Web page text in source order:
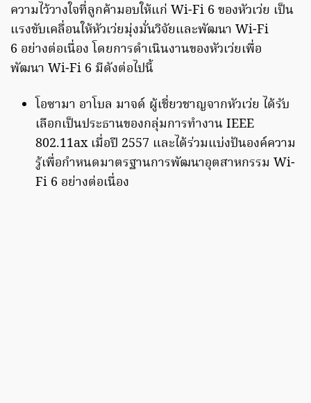
ความไว้วางใจที่ลูกค้ามอบให้แก่ Wi-Fi 6 ของหัวเว่ย เป็น
แรงขับเคลื่อนให้หัวเว่ยมุ่งมั่นวิจัยและพัฒนา Wi-Fi
6 อย่างต่อเนื่อง โดยการดำเนินงานของหัวเว่ยเพื่อ
พัฒนา Wi-Fi 6 มีดังต่อไปนี้
โอซามา อาโบล มาจด์ ผู้เชี่ยวชาญจากหัวเว่ย ได้รับ
เลือกเป็นประธานของกลุ่มการทำงาน IEEE
802.11ax เมื่อปี 2557 และได้ร่วมแบ่งปันองค์ความ
รู้เพื่อกำหนดมาตรฐานการพัฒนาอุตสาหกรรม Wi-
Fi 6 อย่างต่อเนื่อง